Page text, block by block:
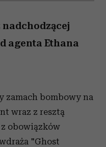
agenta Ethana
zamach bombowy na
wraz z resztą
obowiązków
"Ghost